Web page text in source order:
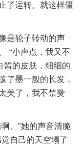
了运转。就这样僵
是轮子转动的声
“小声点，我又不
皙的皮肤，细细的
了墨一般的长发，
美了，我不禁赞
。”她的声音清脆
自己的天空塌了